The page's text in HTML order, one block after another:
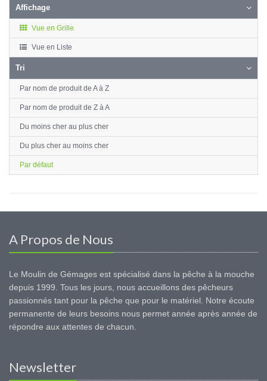
Affichage
Vue en Grille
Vue en Liste
Tri
Par nom de produit de A à Z
Par nom de produit de Z à A
Du moins cher au plus cher
Du plus cher au moins cher
Par défaut
A Propos de Nous
Le Moulin de Gémages est spécialisé dans la pêche à la mouche
depuis 1999. Tous les jours, nous accueillons des pêcheurs
passionnés tant pour la pêche que pour le matériel. Notre écoute
permanente de leurs besoins nous permet année après année de
répondre aux attentes de chacun.
Newsletter